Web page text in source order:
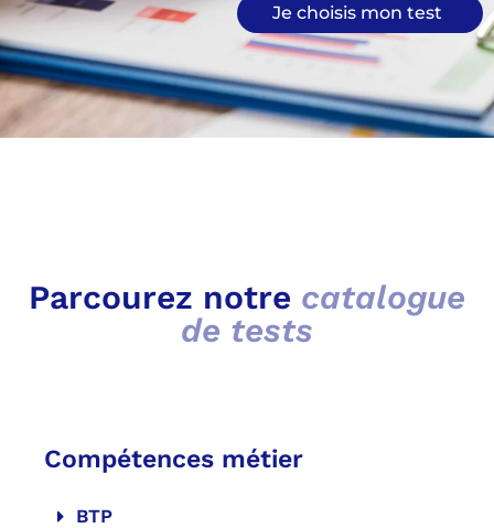
Je choisis mon test
Parcourez notre catalogue
de tests
Compétences métier
BTP